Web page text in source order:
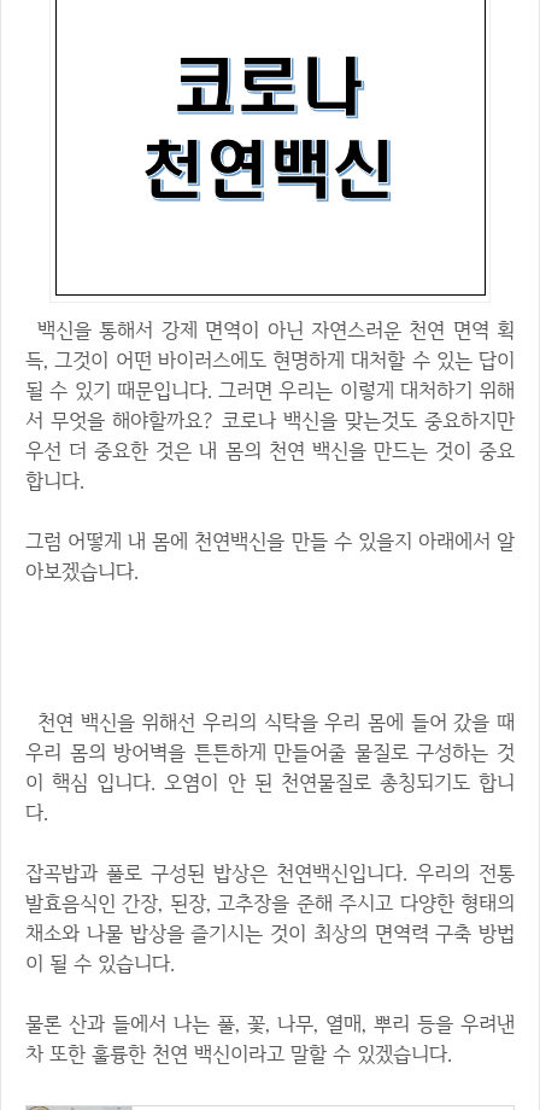
백신을 통해서 강제 면역이 아닌 자연스러운 천연 면역 획
득, 그것이 어떤 바이러스에도 현명하게 대처할 수 있는 답이
될 수 있기 때문입니다. 그러면 우리는 이렇게 대처하기 위해
서 무엇을 해야할까요? 코로나 백신을 맞는것도 중요하지만
우선 더 중요한 것은 내 몸의 천연 백신을 만드는 것이 중요
합니다.
그럼 어떻게 내 몸에 천연백신을 만들 수 있을지 아래에서 알
아보겠습니다.
천연 백신을 위해선 우리의 식탁을 우리 몸에 들어 갔을 때
우리 몸의 방어벽을 튼튼하게 만들어줄 물질로 구성하는 것
이 핵심 입니다. 오염이 안 된 천연물질로 총칭되기도 합니
다.
잡곡밥과 풀로 구성된 밥상은 천연백신입니다. 우리의 전통
발효음식인 간장, 된장, 고추장을 준해 주시고 다양한 형태의
채소와 나물 밥상을 즐기시는 것이 최상의 면역력 구축 방법
이 될 수 있습니다.
물론 산과 들에서 나는 풀, 꽃, 나무, 열매, 뿌리 등을 우려낸
차 또한 훌륭한 천연 백신이라고 말할 수 있겠습니다.